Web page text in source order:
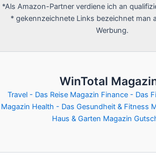
*Als Amazon-Partner verdiene ich an
* gekennzeichnete Links bezeichnet man
Werbung.
WinTotal
Travel - Das Reise Magazin Finance - Das
Magazin Health - Das Gesundheit & Fitness
Haus & Garten Magazin